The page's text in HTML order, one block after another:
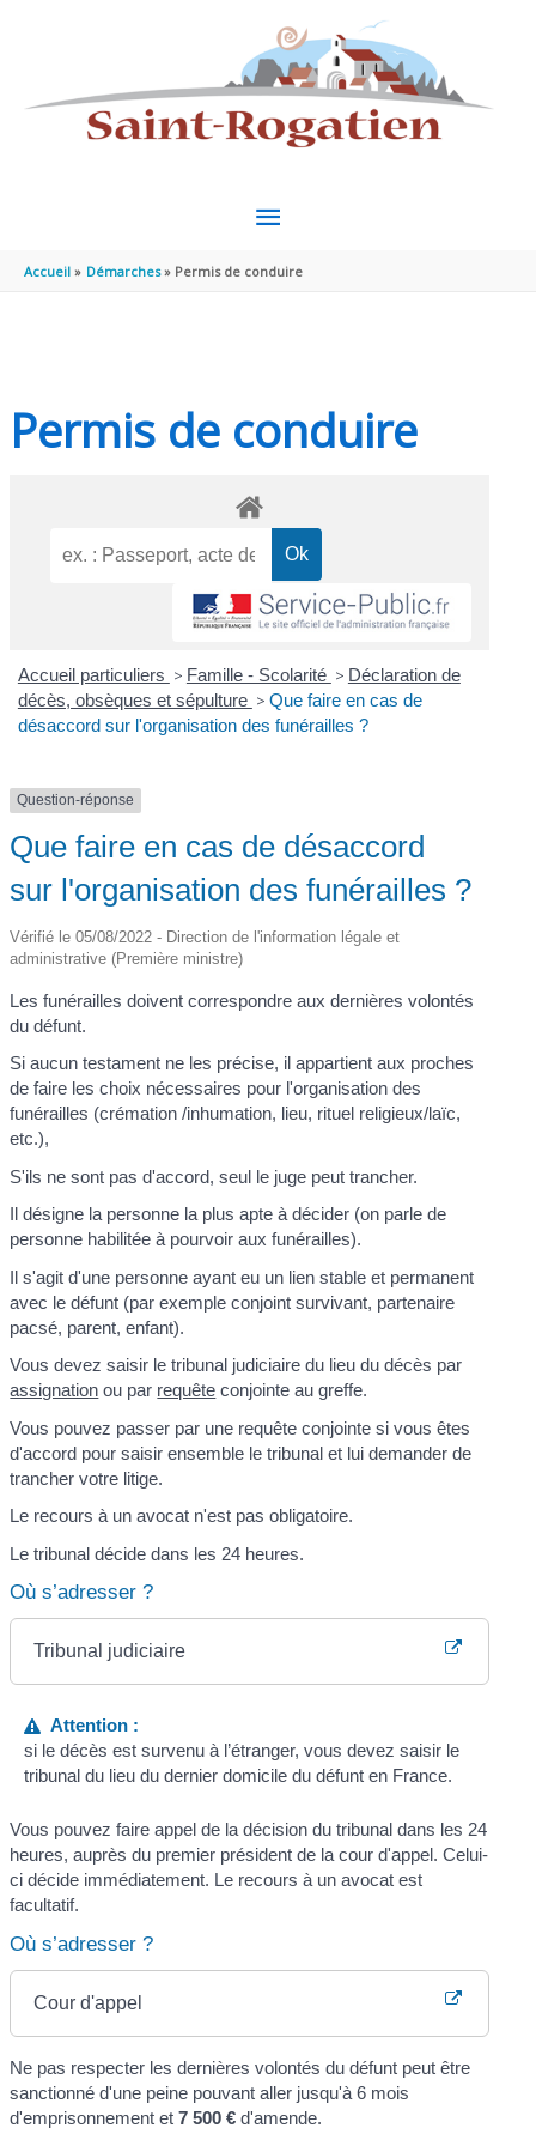
MENU
PRINCIPAL
Accueil Démarches Permis de conduire
Permis de conduire
Accueil particuliers > Famille - Scolarité > Déclaration de
décès, obsèques et sépulture > Que faire en cas de
désaccord sur l'organisation des funérailles ?
Question-réponse
Que faire en cas de désaccord
sur l'organisation des funérailles ?
Vérifié le 05/08/2022 - Direction de l'information légale et
administrative (Première ministre)
Les funérailles doivent correspondre aux dernières volontés
du défunt.
Si aucun testament ne les précise, il appartient aux proches
de faire les choix nécessaires pour l'organisation des
funérailles (crémation /inhumation, lieu, rituel religieux/laïc,
etc.),
S'ils ne sont pas d'accord, seul le juge peut trancher.
Il désigne la personne la plus apte à décider (on parle de
personne habilitée à pourvoir aux funérailles).
Il s'agit d'une personne ayant eu un lien stable et permanent
avec le défunt (par exemple conjoint survivant, partenaire
pacsé, parent, enfant).
Vous devez saisir le tribunal judiciaire du lieu du décès par
assignation ou par requête conjointe au greffe.
Vous pouvez passer par une requête conjointe si vous êtes
d'accord pour saisir ensemble le tribunal et lui demander de
trancher votre litige.
Le recours à un avocat n'est pas obligatoire.
Le tribunal décide dans les 24 heures.
Où s’adresser ?
Tribunal judiciaire
Attention :
si le décès est survenu à l’étranger, vous devez saisir le
tribunal du lieu du dernier domicile du défunt en France.
Vous pouvez faire appel de la décision du tribunal dans les 24
heures, auprès du premier président de la cour d'appel. Celui-
ci décide immédiatement. Le recours à un avocat est
facultatif.
Où s’adresser ?
Cour d'appel
Ne pas respecter les dernières volontés du défunt peut être
sanctionné d'une peine pouvant aller jusqu'à 6 mois
d'emprisonnement et 7 500 € d'amende.